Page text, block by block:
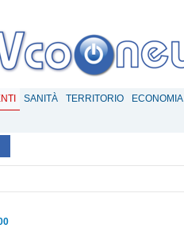
SANITÀ TERRITORIO ECONOMIA